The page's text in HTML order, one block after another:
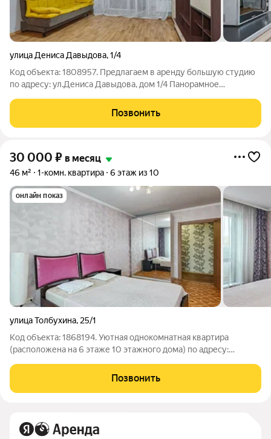
улица Дениса Давыдова,1/4
Код объекта: 1808957. Предлагаем в аренду большую студию
по адресу: ул.Дениса Давыдова, дом 1/4 Панорамное
хорошего кирпичного дома создают очень уютную атмосферу
в квартире Освежелили ремонт
Позвонить
30 000 ₽ в месяц
46 м² 1-комн. квартира 6 этаж из 10
онлайн показ
улица Толбухина, 25/1
Код объекта: 1868194. Уютная однокомнатная квартира
(расположена на 6 этаже 10 этажного дома) по адресу:
Хорошие спокойные соседи. Безопасный и уютный район. О
КВАРТИРЕ: Квартира светлая,
Позвонить